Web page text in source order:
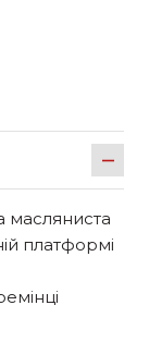
масляниста
платформі